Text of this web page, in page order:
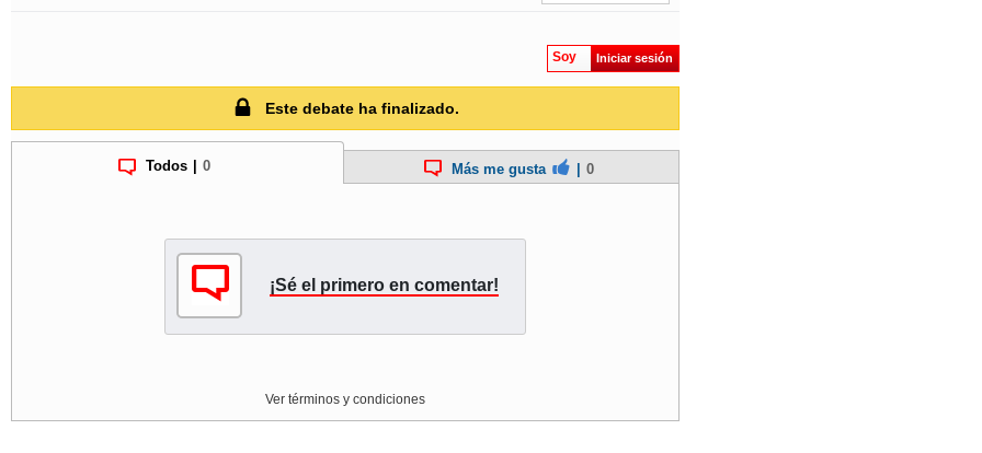
Soy Iniciar sesión
Este debate ha finalizado.
Todos 0 Más me gusta 0
¡Sé el primero en comentar!
Ver términos y condiciones